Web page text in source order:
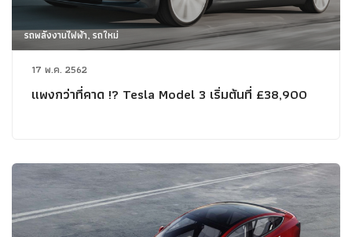
รถพลังงานไฟฟ้า, รถใหม่
17 พ.ค. 2562
แพงกว่าที่คาด !? Tesla Model 3 เริ่มต้นที่ £38,900